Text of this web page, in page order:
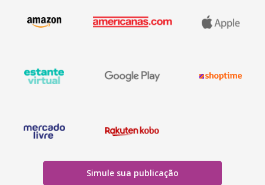
Simule sua publicação